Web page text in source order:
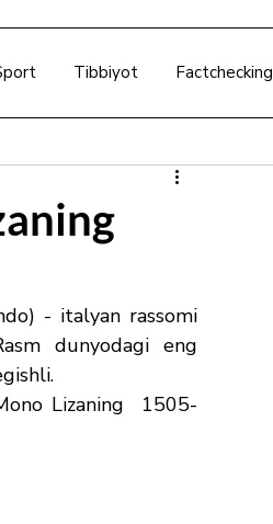
Tibbiyot Factchecking
- italyan rassomi
dunyodagi eng
Lizaning  1505-